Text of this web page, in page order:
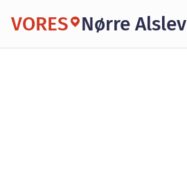
VORES Nørre Alslev